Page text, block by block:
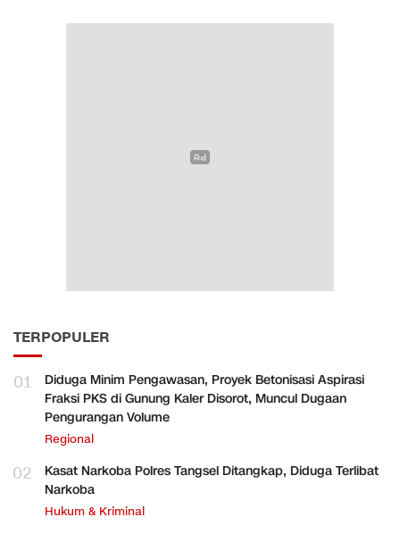
TERPOPULER
01
Diduga Minim Pengawasan, Proyek Betonisasi Aspirasi
Fraksi PKS di Gunung Kaler Disorot, Muncul Dugaan
Pengurangan Volume
Regional
02
Kasat Narkoba Polres Tangsel Ditangkap, Diduga Terlibat
Narkoba
Hukum & Kriminal